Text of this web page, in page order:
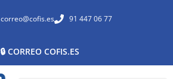
correo@cofis.es 91 447 06 77
🔒 CORREO COFIS.ES